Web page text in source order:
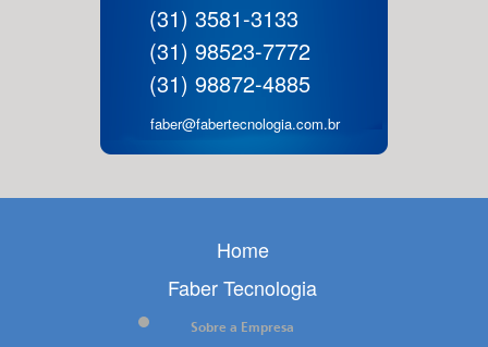
(31) 3581-3133
(31) 98523-7772
(31) 98872-4885
faber@fabertecnologia.com.br
Home
Faber Tecnologia
Sobre a Empresa